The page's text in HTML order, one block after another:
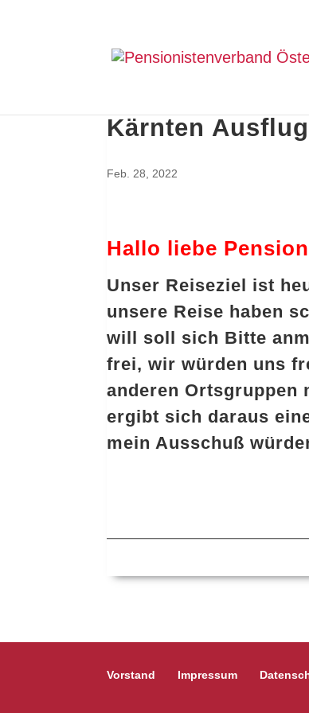
Kärnten
Feb. 28, 2022
Hallo liebe
Unser Reiseziel ist
unsere Reise haben
will soll sich Bitte
frei, wir würden uns
anderen Ortsgruppen
ergibt sich daraus
mein Ausschuß
Vorstand Impressum